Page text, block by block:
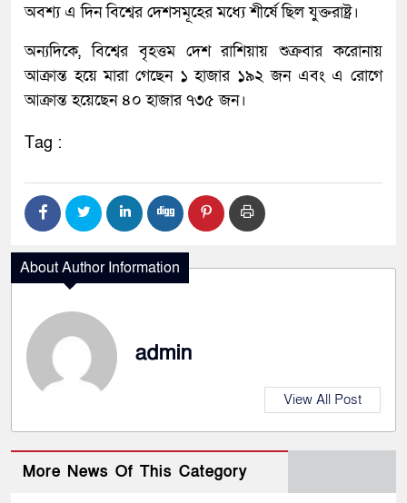
অবশ্য এ দিন বিশ্বের দেশসমূহের মধ্যে শীর্ষে ছিল যুক্তরাষ্ট্র।
অন্যদিকে, বিশ্বের বৃহত্তম দেশ রাশিয়ায় শুক্রবার করোনায়
আক্রান্ত হয়ে মারা গেছেন ১ হাজার ১৯২ জন এবং এ রোগে
আক্রান্ত হয়েছেন ৪০ হাজার ৭৩৫ জন।
Tag :
About Author Information
admin
View All Post
More News Of This Category